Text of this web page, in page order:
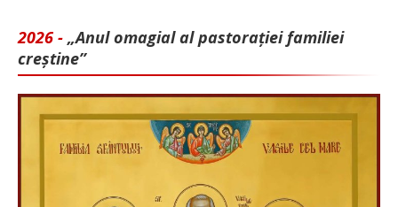
2026 - „Anul omagial al pastorației familiei
creștine”